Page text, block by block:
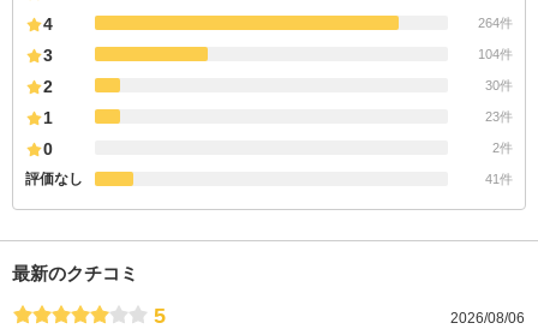
4
264件
3 104件
2 30件
1 23件
0 2件
評価なし 41件
最新のクチコミ
5 2026/08/06